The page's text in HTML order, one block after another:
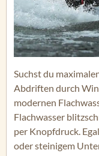
Suchst du
Abdriften durch
modernen
Flachwasser
per Knopfdruck.
oder steinigem